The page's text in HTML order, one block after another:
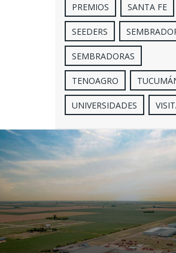
PREMIOS SANTA FE
SEEDERS
SEMBRADORAS
TENOAGRO
UNIVERSIDADES